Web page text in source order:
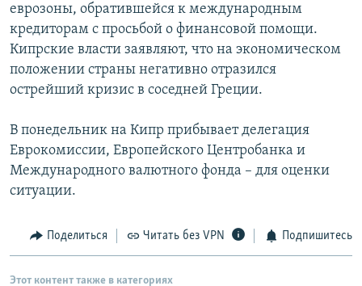
ПОДПИШИТЕСЬ НА РАССЫЛКУ
Все сайты РСЕ/РС
еврозоны, обратившейся к международным
кредиторам с просьбой о финансовой помощи.
Кипрские власти заявляют, что на экономическом
положении страны негативно отразился
острейший кризис в соседней Греции.
В понедельник на Кипр прибывает делегация
Еврокомиссии, Европейского Центробанка и
Международного валютного фонда – для оценки
ситуации.
Поделиться Читать без VPN Подпишитесь
Этот контент также в категориях